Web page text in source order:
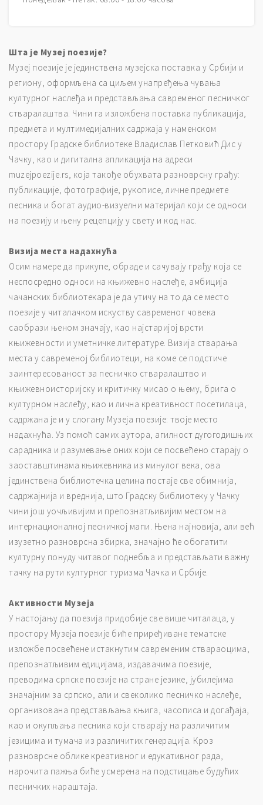
а
Шта је Музеј поезије?
Музеј поезије је јединствена музејска поставка у Србији и
региону, оформљена са циљем унапређења чувања
културног наслеђа и представљања савременог песничког
стваралаштва. Чини га изложбена поставка публикација,
предмета и мултимедијалних садржаја у наменском
простору Градске библиотеке Владислав Петковић Дис у
Чачку, као и дигитална апликација на адреси
muzejpoezije.rs, која такође обухвата разноврсну грађу:
публикације, фотографије, рукописе, личне предмете
песника и богат аудио-визуелни материјал који се односи
на поезију и њену рецепцију у свету и код нас.
Визија места надахнућа
Осим намере да прикупе, обраде и сачувају грађу која се
неспосредно односи на књижевно наслеђе, амбиција
чачанских библиотекара је да утичу на то да се место
поезије у читалачком искуству савременог човека
саобрази њеном значају, као најстаријој врсти
књижевности и уметничке литературе. Визија стварања
места у савременој библиотеци, на коме се подстиче
заинтересованост за песничко стваралаштво и
књижевноисторијску и критичку мисао о њему, брига о
културном наслеђу, као и лична креативност посетилаца,
садржана је и у слогану Музеја поезије: твоје место
надахнућа. Уз помоћ самих аутора, агилност дугогодишњих
сарадника и разумевање оних који се посвећено старају о
заоставштинама књижевника из минулог века, ова
јединствена библиотечка целина постаје све обимнија,
садржајнија и вреднија, што Градску библиотеку у Чачку
чини још уочљивијим и препознатљивијим местом на
интернационалној песничкој мапи. Њена најновија, али већ
изузетно разноврсна збирка, значајно ће обогатити
културну понуду читавог поднебља и представљати важну
тачку на рути културног туризма Чачка и Србије.
Активности Музеја
У настојању да поезија придобије све више читалаца, у
простору Музеја поезије биће приређиване тематске
изложбе посвећене истакнутим савременим ствараоцима,
препознатљивим едицијама, издавачима поезије,
преводима српске поезије на стране језике, јубилејима
значајним за српско, али и свеколико песничко наслеђе,
организована представљања књига, часописа и догађаја,
као и окупљања песника који стварају на различитим
језицима и тумача из различитих генерација. Кроз
разноврсне облике креативног и едукативног рада,
нарочита пажња биће усмерена на подстицање будућих
песничких нараштаја.